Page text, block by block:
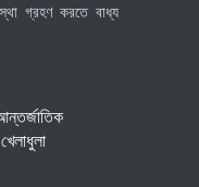
গ্রহণ করতে বাধ্য
খেলাধুলা